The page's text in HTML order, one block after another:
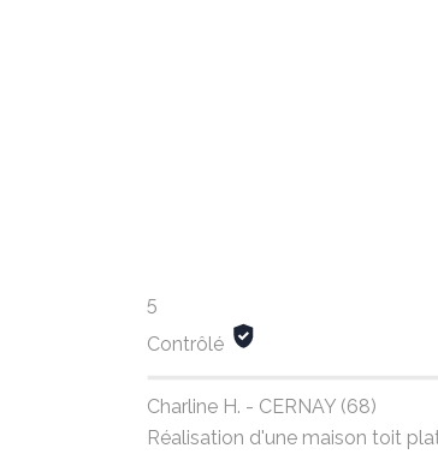
5
Contrôlé
Charline H. - CERNAY (68)
Réalisation d'une maison toit